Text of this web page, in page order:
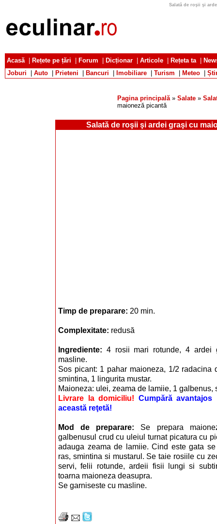
Salată de roşii şi
Acasă| Rețete pe țări Forum Dicționar Articole Rețeta ta|
Joburi
Auto Prieteni Bancuri Imobiliare Turism Meteo
Pagina principală» Salate »
maioneză picantă
Salată de roşii şi ardei graşi cu
Timp de preparare: 20 min.
Complexitate: redusă
Ingrediente: 4 rosii mari rotunde, 4 ardei
masline.
Sos picant: 1 pahar maioneza, 1/2 radacina
smintina, 1 lingurita mustar.
Maioneza: ulei, zeama de lamiie, 1 galbenus,
Livrare la domiciliu! Cumpără avantajos
această reţetă!
Mod de preparare: Se prepara
galbenusul crud cu uleiul turnat picatura cu
adauga zeama de lamiie. Cind este gata
ras, smintina si mustarul. Se taie rosiile cu
servi, felii rotunde, ardeii fisii lungi si
toarna maioneza deasupra.
Se garniseste cu masline.